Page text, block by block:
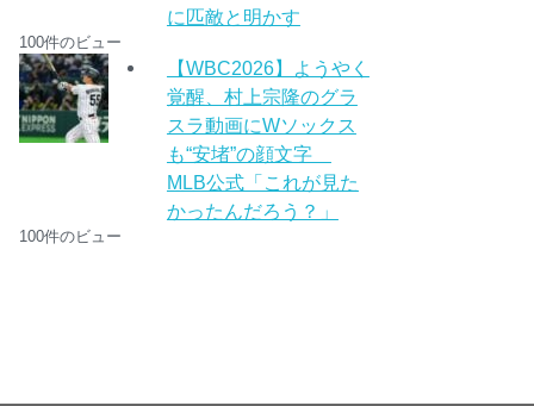
に匹敵と明かす
100件のビュー
【WBC2026】ようやく
覚醒、村上宗隆のグラ
スラ動画にWソックス
も“安堵”の顔文字
MLB公式「これが見た
かったんだろう？」
100件のビュー